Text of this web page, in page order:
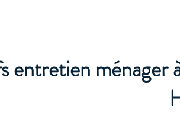
entretien ménager